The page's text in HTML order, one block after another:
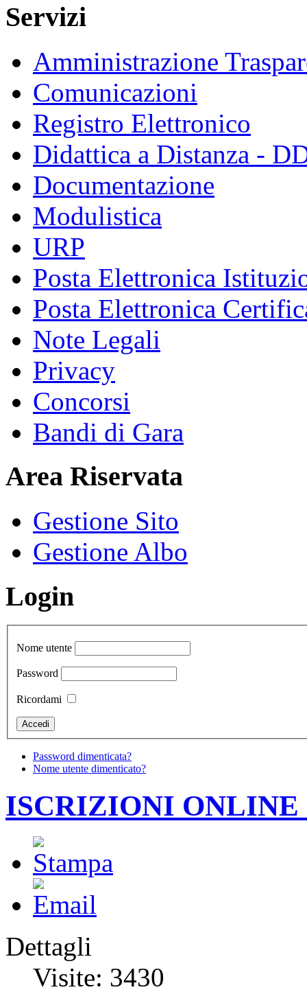
Servizi
Amministrazione
Comunicazioni
Registro Elettronico
Didattica a Distanza -
Documentazione
Modulistica
URP
Posta Elettronica
Posta Elettronica
Note Legali
Privacy
Concorsi
Bandi di Gara
Area Riservata
Gestione Sito
Gestione Albo
Login
Nome utente
Password
Ricordami
Password dimenticata?
Nome utente dimenticato?
ISCRIZIONI ONLINE
Dettagli
Visite: 3430